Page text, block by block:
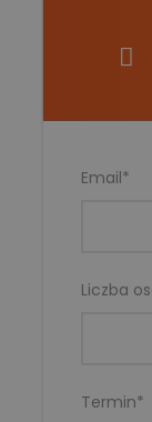
Email*
Liczba
Termin*